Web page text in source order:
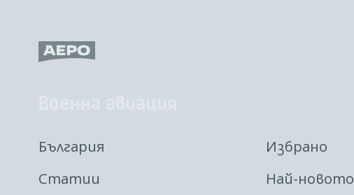
България
Статии
Избрано
Най-новото